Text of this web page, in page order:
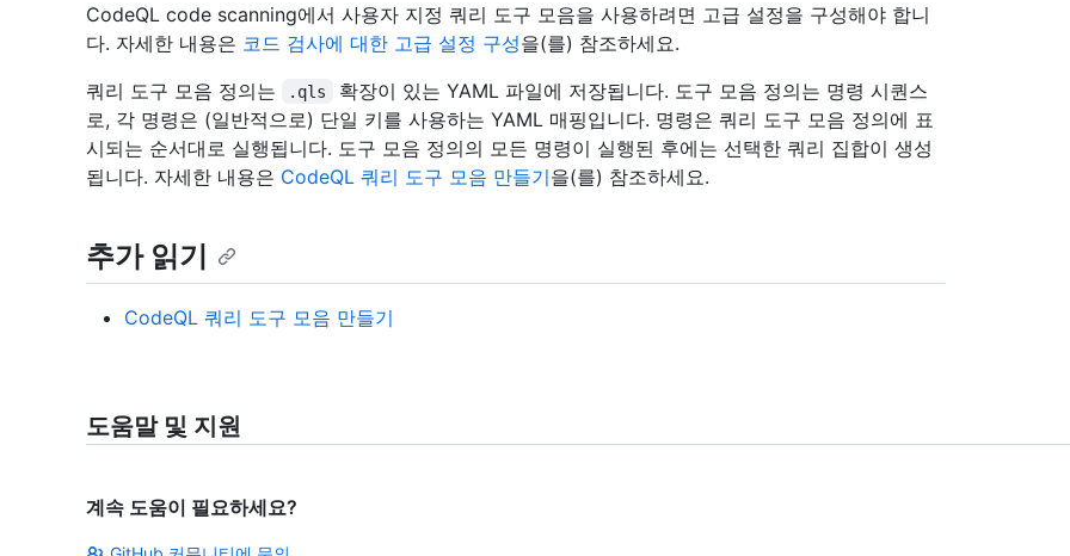
CodeQL code scanning에서 사용자 지정 쿼리 도구 모음을 사용하려면 고급 설정을 구성해야 합니
다. 자세한 내용은 코드 검사에 대한 고급 설정 구성을(를) 참조하세요.
쿼리 도구 모음 정의는
.qls
확장이 있는 YAML 파일에 저장됩니다. 도구 모음 정의는 명령 시퀀스
로, 각 명령은 (일반적으로) 단일 키를 사용하는 YAML 매핑입니다. 명령은 쿼리 도구 모음 정의에 표
시되는 순서대로 실행됩니다. 도구 모음 정의의 모든 명령이 실행된 후에는 선택한 쿼리 집합이 생성
됩니다. 자세한 내용은 CodeQL 쿼리 도구 모음 만들기을(를) 참조하세요.
추가 읽기
CodeQL 쿼리 도구 모음 만들기
도움말 및 지원
계속 도움이 필요하세요?